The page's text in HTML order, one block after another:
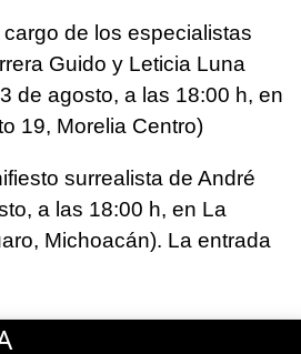
de los especialistas
Guido y Leticia Luna
de agosto, a las 18:00 h, en
19, Morelia Centro)
surrealista de André
a las 18:00 h, en La
Michoacán). La entrada